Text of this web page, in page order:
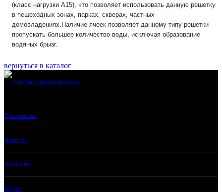
(класс нагрузки А15), что позволяет использовать данную решетку
в пешеходных зонах, парках, скверах, частных
домовладениях.Наличие ячеек позволяет данному типу решетки
пропускать большее количество воды, исключая образование
водяных брызг.
вернуться в каталог
О компании
Новости
Вакансии
Видео